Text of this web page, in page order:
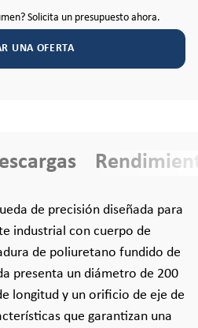
Solicita un presupuesto ahora.
UNA OFERTA
de precisión diseñada para
industrial con cuerpo de
de poliuretano fundido de
presenta un diámetro de 200
longitud y un orificio de eje de
que garantizan una